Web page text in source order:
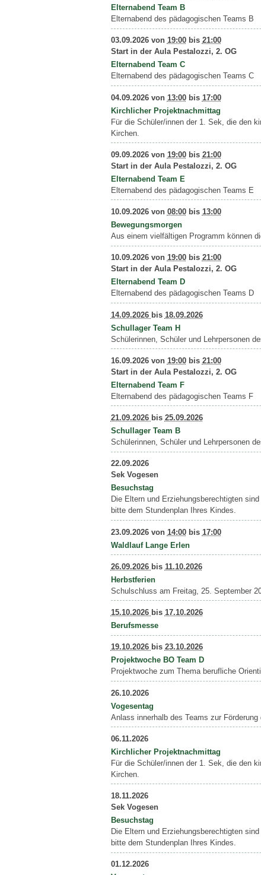
Elternabend Team B
Elternabend des pädagogischen Teams B
03.09.2026von 19:00bis 21:00
Start in der Aula Pestalozzi, 2. OG
Elternabend Team C
Elternabend des pädagogischen Teams C
04.09.2026von 13:00bis 17:00
Kirchlicher Projektnachmittag
Für die Schüler/innen der 1. Sek, die den
Kirchen.
09.09.2026von 19:00bis 21:00
Start in der Aula Pestalozzi, 2. OG
Elternabend Team E
Elternabend des pädagogischen Teams E
10.09.2026von 08:00bis 13:00
Bewegungsmorgen
Aus einem vielfältigen Programm können
10.09.2026von 19:00bis 21:00
Start in der Aula Pestalozzi, 2. OG
Elternabend Team D
Elternabend des pädagogischen Teams D
14.09.2026 bis 18.09.2026
Schullager Team H
Schülerinnen, Schüler und Lehrpersonen
16.09.2026von 19:00bis 21:00
Start in der Aula Pestalozzi, 2. OG
Elternabend Team F
Elternabend des pädagogischen Teams F
21.09.2026 bis 25.09.2026
Schullager Team B
Schülerinnen, Schüler und Lehrpersonen
22.09.2026
Sek Vogesen
Besuchstag
Die Eltern und Erziehungsberechtigten
bitte dem Stundenplan Ihres Kindes.
23.09.2026von 14:00bis 17:00
Waldlauf Lange Erlen
26.09.2026 bis 11.10.2026
Herbstferien
Schulschluss am Freitag, 25. September
15.10.2026 bis 17.10.2026
Berufsmesse
19.10.2026 bis 23.10.2026
Projektwoche BO Team D
Projektwoche zum Thema berufliche
26.10.2026
Vogesentag
Anlass innerhalb des Teams zur
06.11.2026
Kirchlicher Projektnachmittag
Für die Schüler/innen der 1. Sek, die den
Kirchen.
18.11.2026
Sek Vogesen
Besuchstag
Die Eltern und Erziehungsberechtigten
bitte dem Stundenplan Ihres Kindes.
01.12.2026